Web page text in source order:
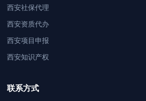
西安社保代理
西安资质代办
西安项目申报
西安知识产权
联系方式